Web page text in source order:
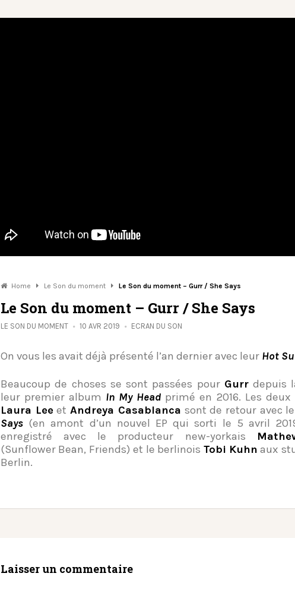
Home Le Son du moment Le Son du moment – Gurr / She Says
Le Son du moment – Gurr / She Says
LE SON DU MOMENT 10 AVR 2019 ECRAN DU SON
On vous les avait déjà présenté l’an dernier avec leur Hot
Beaucoup de choses se sont passées pour Gurrdepuis
leur premier album In My Headprimé en 2016. Les deux
Laura LeeetAndreya Casablanca sont de retour avec
Says (en amont d’un nouvel EP qui sorti le 5 avril
enregistré avec le producteur new-yorkais
(Sunflower Bean, Friends) et le berlinois Tobi Kuhn aux
Berlin.
Laisser un commentaire